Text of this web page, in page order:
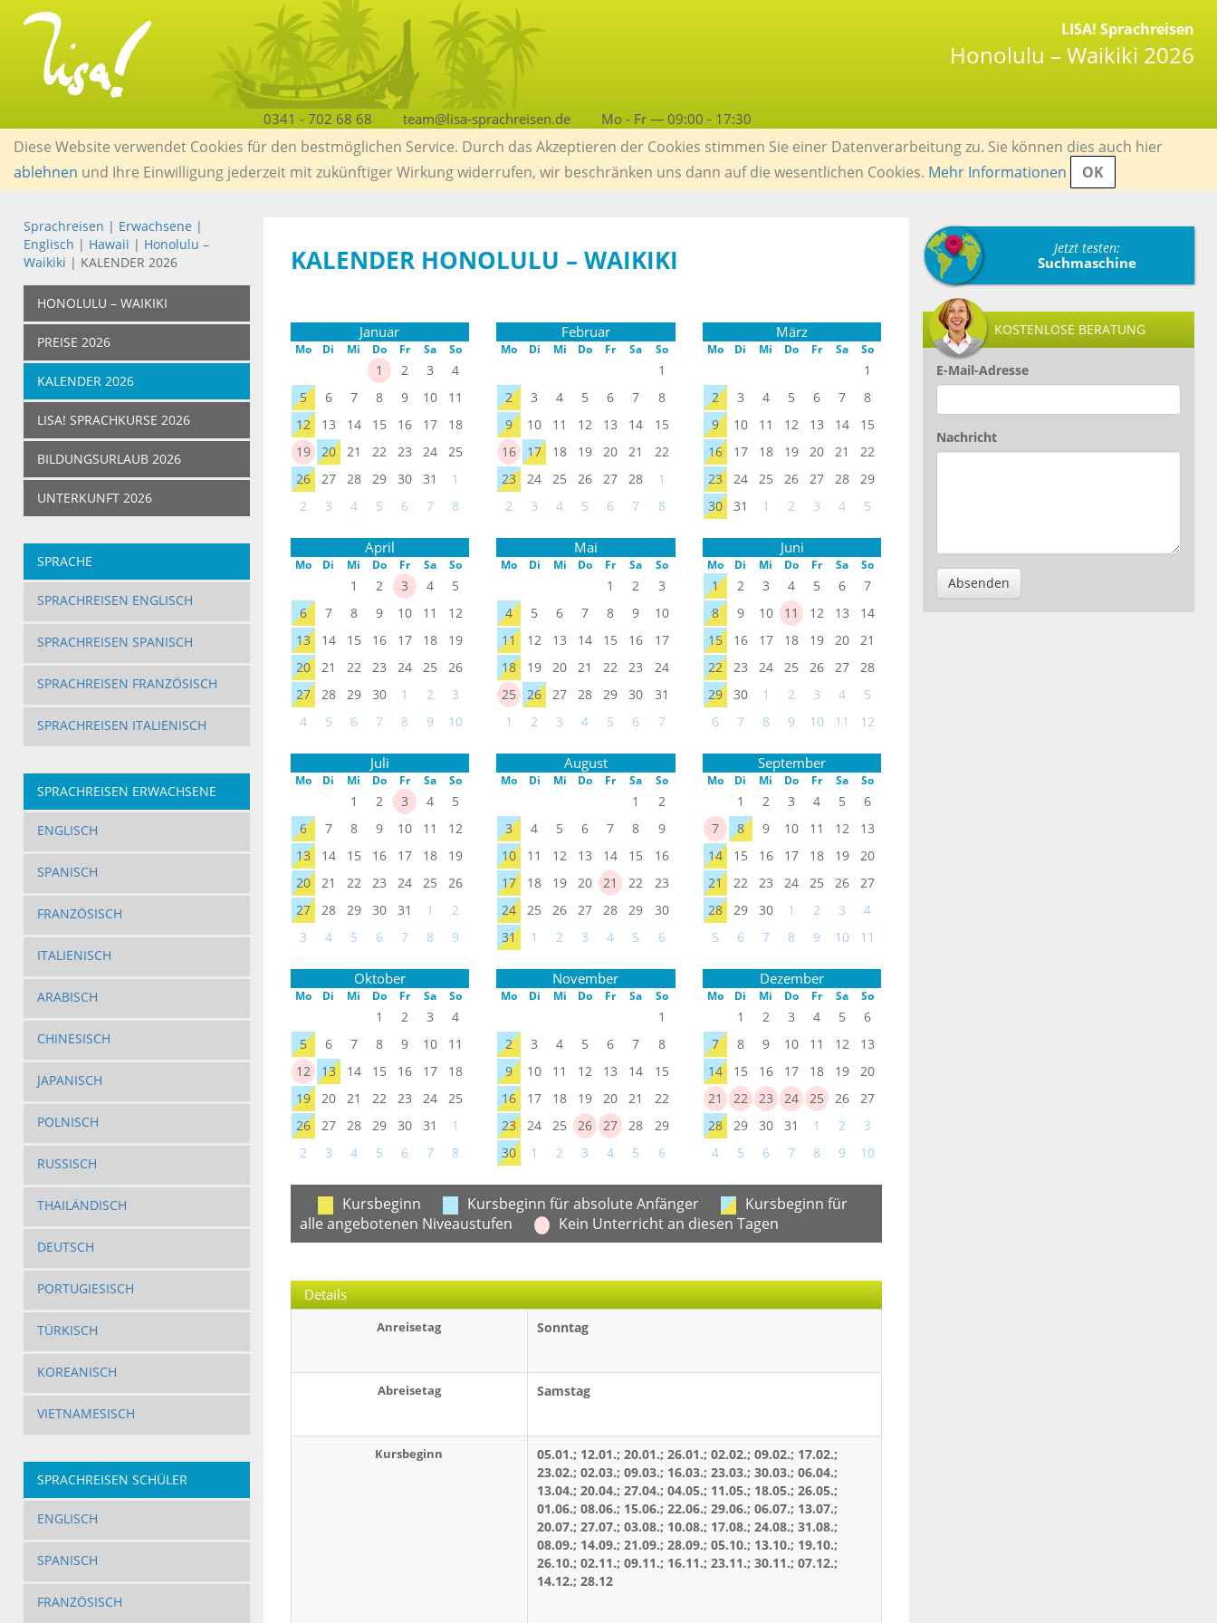
LISA! Sprachreisen
Honolulu – Waikiki 2026
0341 - 702 68 68 team@lisa-sprachreisen.de Mo - Fr — 09:00 - 17:30
Diese Website verwendet Cookies für den bestmöglichen Service. Durch das Akzeptieren der Cookies stimmen Sie einer Datenverarbeitung zu. Sie können dies auch hier
ablehnen und Ihre Einwilligung jederzeit mit zukünftiger Wirkung widerrufen, wir beschränken uns dann auf die wesentlichen Cookies. Mehr Informationen OK
Sprachreisen | Erwachsene |
Englisch | Hawaii | Honolulu –
Waikiki | KALENDER 2026
HONOLULU – WAIKIKI
PREISE 2026
KALENDER 2026
LISA! SPRACHKURSE 2026
BILDUNGSURLAUB 2026
UNTERKUNFT 2026
SPRACHE
SPRACHREISEN ENGLISCH
SPRACHREISEN SPANISCH
SPRACHREISEN FRANZÖSISCH
SPRACHREISEN ITALIENISCH
SPRACHREISEN ERWACHSENE
ENGLISCH
SPANISCH
FRANZÖSISCH
ITALIENISCH
ARABISCH
CHINESISCH
JAPANISCH
POLNISCH
RUSSISCH
THAILÄNDISCH
DEUTSCH
PORTUGIESISCH
TÜRKISCH
KOREANISCH
VIETNAMESISCH
SPRACHREISEN SCHÜLER
ENGLISCH
SPANISCH
FRANZÖSISCH
KALENDER HONOLULU – WAIKIKI
Januar
Mo Di Mi Do Fr Sa So
1 2 3
4
5
6 7 8 9 10
11
12
13 14 15 16 17
18
19
20 21 22 23 24
25
26
27 28 29 30 31
1
2
3 4 5 6 7 8
Februar
Mo Di Mi Do Fr Sa So
1
2
3 4 5 6 7
8
9
10 11 12 13 14
15
16
17 18 19 20 21
22
23
24 25 26 27 28
1
2
3 4 5 6 7 8
März
Mo Di Mi Do Fr Sa So
1
2
3 4 5 6 7
8
9
10 11 12 13 14
15
16
17 18 19 20 21
22
23
24 25 26 27 28
29
30
31 1 2 3 4 5
April
Mo Di Mi Do Fr Sa So
1 2 3 4
5
6
7 8 9 10 11
12
13
14 15 16 17 18
19
20
21 22 23 24 25
26
27
28 29 30 1 2
3
4
5 6 7 8 9 10
Mai
Mo Di Mi Do Fr Sa So
1 2
3
4
5 6 7 8 9
10
11
12 13 14 15 16
17
18
19 20 21 22 23
24
25
26 27 28 29 30
31
1
2 3 4 5 6 7
Juni
Mo Di Mi Do Fr Sa So
1 2 3 4 5 6
7
8
9 10 11 12 13
14
15
16 17 18 19 20
21
22
23 24 25 26 27
28
29
30 1 2 3 4
5
6
7 8 9 10 11 12
Juli
Mo Di Mi Do Fr Sa So
1 2 3 4
5
6
7 8 9 10 11
12
13
14 15 16 17 18
19
20
21 22 23 24 25
26
27
28 29 30 31 1
2
3
4 5 6 7 8 9
August
Mo Di Mi Do Fr Sa So
1
2
3
4 5 6 7 8
9
10
11 12 13 14 15
16
17
18 19 20 21 22
23
24
25 26 27 28 29
30
31
1 2 3 4 5 6
September
Mo Di Mi Do Fr Sa So
1 2 3 4 5
6
7
8 9 10 11 12
13
14
15 16 17 18 19
20
21
22 23 24 25 26
27
28
29 30 1 2 3
4
5
6 7 8 9 10 11
Oktober
Mo Di Mi Do Fr Sa So
1 2 3
4
5
6 7 8 9 10
11
12
13 14 15 16 17
18
19
20 21 22 23 24
25
26
27 28 29 30 31
1
2
3 4 5 6 7 8
November
Mo Di Mi Do Fr Sa So
1
2
3 4 5 6 7
8
9
10 11 12 13 14
15
16
17 18 19 20 21
22
23
24 25 26 27 28
29
30
1 2 3 4 5 6
Dezember
Mo Di Mi Do Fr Sa So
1 2 3 4 5
6
7
8 9 10 11 12
13
14
15 16 17 18 19
20
21
22 23 24 25 26
27
28
29 30 31 1 2
3
4
5 6 7 8 9 10
Kursbeginn Kursbeginn für absolute Anfänger
Kursbeginn für
alle angebotenen Niveaustufen
Kein Unterricht an diesen Tagen
Details
Anreisetag Sonntag
Abreisetag Samstag
Kursbeginn
05.01.; 12.01.; 20.01.; 26.01.; 02.02.; 09.02.; 17.02.;
23.02.; 02.03.; 09.03.; 16.03.; 23.03.; 30.03.; 06.04.;
13.04.; 20.04.; 27.04.; 04.05.; 11.05.; 18.05.; 26.05.;
01.06.; 08.06.; 15.06.; 22.06.; 29.06.; 06.07.; 13.07.;
20.07.; 27.07.; 03.08.; 10.08.; 17.08.; 24.08.; 31.08.;
08.09.; 14.09.; 21.09.; 28.09.; 05.10.; 13.10.; 19.10.;
26.10.; 02.11.; 09.11.; 16.11.; 23.11.; 30.11.; 07.12.;
14.12.; 28.12
Jetzt testen:
Suchmaschine
KOSTENLOSE BERATUNG
E-Mail-Adresse
Nachricht
Absenden